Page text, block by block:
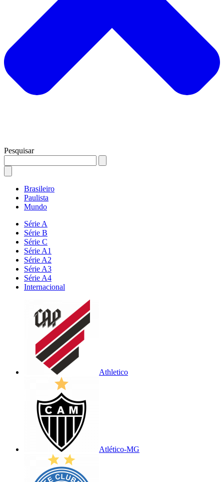
Pesquisar
Brasileiro
Paulista
Mundo
Série A
Série B
Série C
Série A1
Série A2
Série A3
Série A4
Internacional
Athletico
Atlético-MG